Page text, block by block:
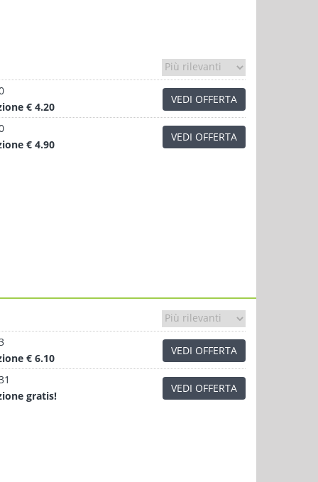
€ 4.20
VEDI OFFERTA
€ 4.90
VEDI OFFERTA
€ 6.10
VEDI OFFERTA
gratis!
VEDI OFFERTA